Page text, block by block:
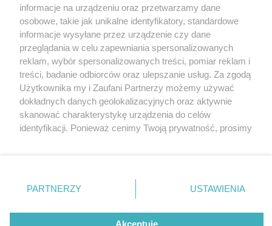
2 / 0
Nie zapomnij
zapoznać się z:
polityką prywatności regulamin korzystania z portali
Twojemiasto
Piekary Śląskie
Chorzów
Tarnowskie Góry
Gliwice
Skontakuj sięz nami
Kontakt
Wydawca
Redakcja
informacje na urządzeniu oraz przetwarzamy dane
osobowe, takie jak unikalne identyfikatory, standardowe
informacje wysyłane przez urządzenie czy dane
przeglądania w celu zapewniania spersonalizowanych
reklam, wybór spersonalizowanych treści, pomiar reklam i
treści, badanie odbiorców oraz ulepszanie usług. Za zgodą
Użytkownika my i Zaufani Partnerzy możemy używać
dokładnych danych geolokalizacyjnych oraz aktywnie
skanować charakterystykę urządzenia do celów
identyfikacji. Ponieważ cenimy Twoją prywatność, prosimy
prywatności znajdujący się w lewym dolnym rogu strony
. Niektóre rodzaje przetwarzania danych nie wymagają
zgody użytkownika, ale masz prawo sprzeciwić się
takiemu przetwarzaniu. Preferencje będą miały
PARTNERZY USTAWIENIA
Akceptuję